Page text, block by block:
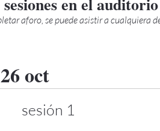
aforo, se puede asistir a cualquiera
oct
sesión 1